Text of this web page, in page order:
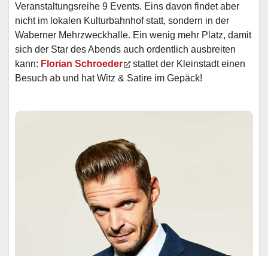
Veranstaltungsreihe 9 Events. Eins davon findet aber
nicht im lokalen Kulturbahnhof statt, sondern in der
Waberner Mehrzweckhalle. Ein wenig mehr Platz, damit
sich der Star des Abends auch ordentlich ausbreiten
kann: Florian Schroeder
stattet der Kleinstadt einen
Besuch ab und hat Witz & Satire im Gepäck!